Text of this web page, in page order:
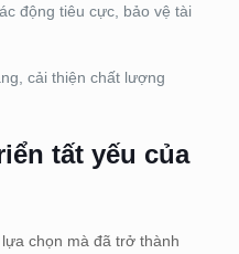
động tiêu cực, bảo vệ tài
cải thiện chất lượng
tất yếu của
chọn mà đã trở thành